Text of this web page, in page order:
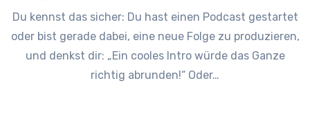
Du kennst das sicher: Du hast einen Podcast gestartet
oder bist gerade dabei, eine neue Folge zu produzieren,
und denkst dir: „Ein cooles Intro würde das Ganze
richtig abrunden!“ Oder…